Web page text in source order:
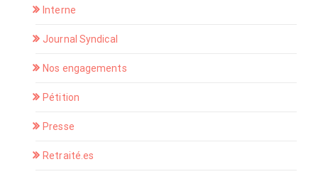
Interne
Journal Syndical
Nos engagements
Pétition
Presse
Retraité.es